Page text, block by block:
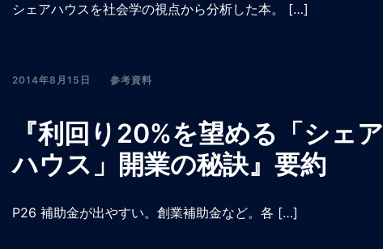
シェアハウスを社会学の視点から分析した本。 […]
2014年8月15日 参考資料
『利回り20%を望める「シェア
ハウス」開業の秘訣』要約
P26 補助金が出やすい。創業補助金など。各 […]